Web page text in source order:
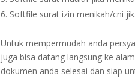
Softfile surat izin menikah/cni
Untuk mempermudah anda
juga bisa datang langsung ke
dokumen anda selesai dan siap